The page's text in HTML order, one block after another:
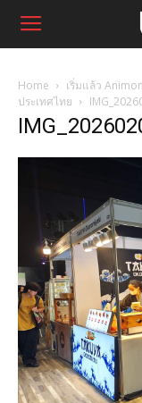
Home
เริ่มแล้ว
ประเทศไทย